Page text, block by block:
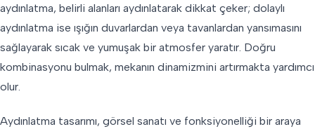
aydınlatma, belirli alanları aydınlatarak dikkat çeker; dolaylı
aydınlatma ise ışığın duvarlardan veya tavanlardan yansımasını
sağlayarak sıcak ve yumuşak bir atmosfer yaratır. Doğru
kombinasyonu bulmak, mekanın dinamizmini artırmakta yardımcı
olur.
Aydınlatma tasarımı, görsel sanatı ve fonksiyonelliği bir araya